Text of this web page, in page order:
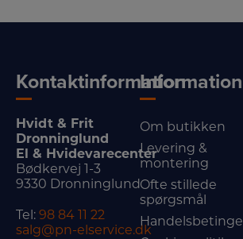
Kontaktinformation
Hvidt & Frit
Dronninglund
El & Hvidevarecenter
Bødkervej 1-3
9330 Dronninglund
Tel: 98 84 11 22
salg@pn-elservice.dk
Information
Om butikken
Levering &
montering
Ofte stillede
spørgsmål